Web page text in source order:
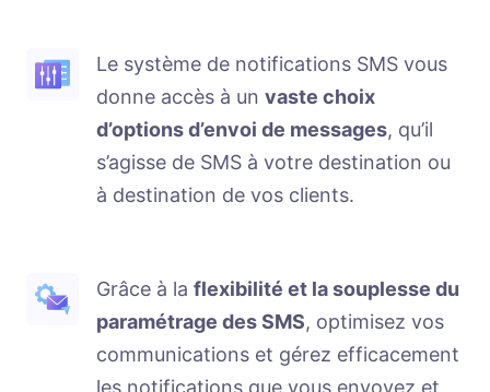
Le système de notifications SMS vous
donne accès à un vaste choix
d’options d’envoi de messages, qu’il
s’agisse de SMS à votre destination ou
à destination de vos clients.
Grâce à la flexibilité et la souplesse du
paramétrage des SMS, optimisez vos
communications et gérez efficacement
les notifications que vous envoyez et